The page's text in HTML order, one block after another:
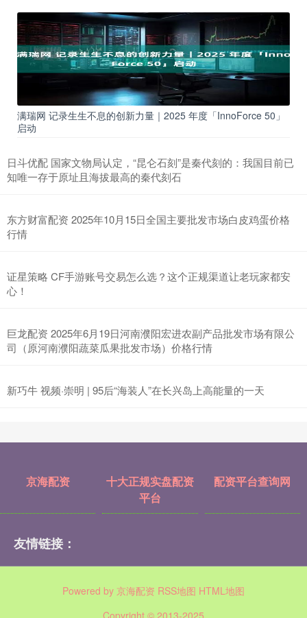
满瑞网 记录生生不息的创新力量｜2025 年度「InnoForce 50」
启动
日斗优配 国家文物局认定，“昆仑石刻”是秦代刻的：我国目前已
知唯一存于原址且海拔最高的秦代刻石
东方财富配资 2025年10月15日全国主要批发市场白皮鸡蛋价格
行情
证星策略 CF手游账号交易怎么选？这个正规渠道让老玩家都安
心！
巨龙配资 2025年6月19日河南濮阳宏进农副产品批发市场有限公
司（原河南濮阳蔬菜瓜果批发市场）价格行情
新巧牛 视频·崇明 | 95后“海装人”在长兴岛上高能量的一天
京海配资
十大正规实盘配资
平台
配资平台查询网
友情链接：
Powered by 京海配资 RSS地图 HTML地图
Copyright © 2013-2025